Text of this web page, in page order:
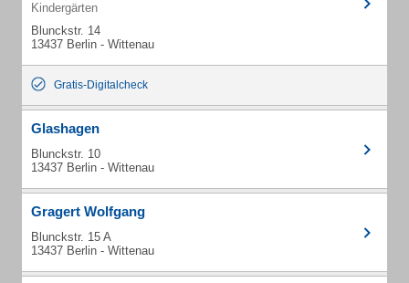
Kindergärten
Blunckstr. 14
13437 Berlin - Wittenau
Gratis-Digitalcheck
Glashagen
Blunckstr. 10
13437 Berlin - Wittenau
Gragert Wolfgang
Blunckstr. 15 A
13437 Berlin - Wittenau